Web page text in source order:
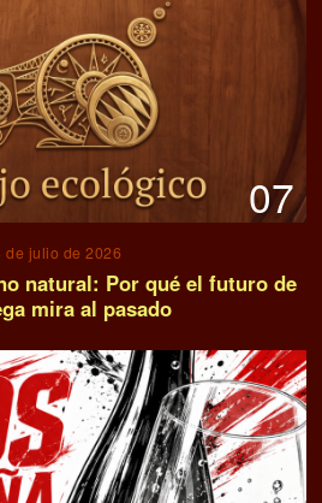
07
de julio de 2026
natural: Por qué el futuro de
mira al pasado